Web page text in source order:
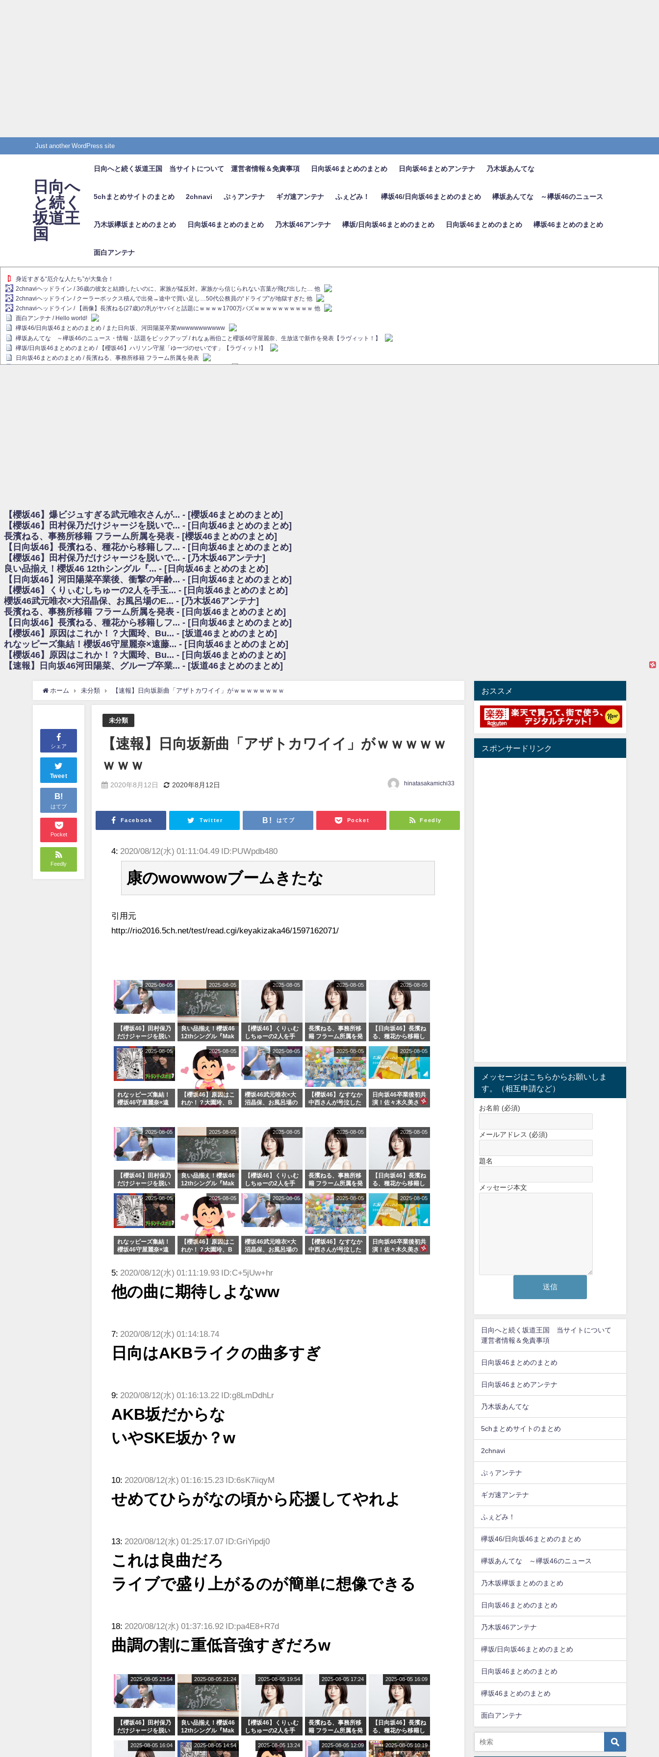
Just another WordPress site
日向へ
と続く
坂道王
国
日向へと続く坂道王国 当サイトについて 運営者情報＆免責事項 日向坂46まとめのまとめ 日向坂46まとめアンテナ 乃木坂あんてな
5chまとめサイトのまとめ 2chnavi ぷぅアンテナ ギガ速アンテナ ふぇどみ！ 欅坂46/日向坂46まとめのまとめ 欅坂あんてな ～欅坂46のニュース
乃木坂欅坂まとめのまとめ 日向坂46まとめのまとめ 乃木坂46アンテナ 欅坂/日向坂46まとめのまとめ 日向坂46まとめのまとめ 欅坂46まとめのまとめ
面白アンテナ
身近すぎる“厄介な人たち”が大集合！
2chnaviヘッドライン / 36歳の彼女と結婚したいのに、家族が猛反対。家族から信じられない言葉が飛び出した… 他
2chnaviヘッドライン / クーラーボックス積んで出発→途中で買い足し…50代公務員の“ドライブ”が地獄すぎた 他
2chnaviヘッドライン / 【画像】長濱ねる(27歳)の乳がヤバイと話題にｗｗｗｗ1700万バズｗｗｗｗｗｗｗｗｗｗ 他
面白アンテナ / Hello world!
欅坂46/日向坂46まとめのまとめ / また日向坂、河田陽菜卒業wwwwwwwwwww
欅坂あんてな ～欅坂46のニュース・情報・話題をピックアップ / れなぁ画伯こと櫻坂46守屋麗奈、生放送で新作を発表【ラヴィット！】
欅坂/日向坂46まとめのまとめ / 【櫻坂46】ハリソン守屋「ゆーづのせいです」【ラヴィット!】
日向坂46まとめのまとめ / 長濱ねる、事務所移籍 フラーム所属を発表
乃木坂欅坂まとめのまとめ / 【日向坂46】この月、何かあるのか！？『お願いバッハ！』ミーグリ日程がこちら
欅坂/日向坂46まとめのまとめ / 【櫻坂46】ミーグリで喧嘩！？山下瞳月、これはマジギレしてる
乃木坂46アンテナ / 【櫻坂46】ハリソン守屋「ゆーづのせいです」【ラヴィット!】
乃木坂あんてな ～乃木坂46・欅坂46・日向坂46のニュース・情報・話題をピックアップ / 良い品揃え！櫻坂46 12thシングル『Make or Break』オフィシャルグッズ絶賛販売受付中
日向坂46まとめのまとめ / 【日向坂46】この月、何かあるのか！？『お願いバッハ！』ミーグリ日程がこちら
日向坂46まとめのまとめ / 【元日向坂46】この卒業生、めちゃくちゃテレビで見かけるな
欅坂/日向坂46まとめのまとめ / 【櫻坂46】リアルミーグリであの販売も！『Make or Break』オフィシャルグッズ解禁
乃木坂46アンテナ / 【櫻坂46】ミーグリで喧嘩！？山下瞳月、これはマジギレしてる
乃木坂あんてな ～乃木坂46・欅坂46・日向坂46のニュース・情報・話題をピックアップ / れなッピーズ集結！櫻坂46守屋麗奈×遠藤理子、8/6「ラヴィット！」水曜スタジオ出演決定
日向坂46まとめのまとめ / 【日向坂46】富田鈴花、次の事務所が決まってそう！？
日向坂46まとめのまとめ / 【日向坂46】富田鈴花、次の事務所が決まってそう！？
乃木坂46アンテナ / 【日向坂46】この月、何かあるのか！？『お願いバッハ！』ミーグリ日程がこちら
乃木坂あんてな ～乃木坂46・欅坂46・日向坂46のニュース・情報・話題をピックアップ / 日向坂46卒業後初共演！佐々木久美さん、師匠オードリー若林さんと再会した結果･･･【激レアさんを連れてきた。】
欅坂46/日向坂46まとめのまとめ / 『anan』の表紙の櫻坂46さん、多様性の時代だと話題に
欅坂46/日向坂46まとめのまとめ / 日向坂46より重大発表！！！！
日向坂46まとめのまとめ / 【朗報】増田三莉音さんの生足wwwwwwwwwwww
日向坂46まとめのまとめ / 【日向坂46】五期生着ぐるみ生写真も！ 富田鈴花考案グッズ＆生写真5種が公開される
アイドル – ぷぅアンテナ / 「乃木坂46ののぎおび⊿」北野日奈子が生配信！【2022.3.22 17:15〜 SHOWROOM】
アイドル – ぷぅアンテナ / 2022年3月22日（火）のメディア情報
アイドル – ぷぅアンテナ / 【乃木坂46】井上和の『なぎおはぎ』って こんぺいとう×いちごみるく×マヨラー星人 と同じと考えてよろしいですか？
アイドル – ぷぅアンテナ / 【乃木坂46】日村勇紀 gif職人が切り抜いた名シーン.gif
ふぇどみ！ / 【悲報】呪術廻戦、視聴率5.1%
ふぇどみ！ / 【画像】スポ－ツキャスターお姉さん・ハメまくりだったｗｗｗｗｗｗｗｗｗｗｗｗ
ふぇどみ！ / 【悲報】母「裕福な過程が高学歴になるとか大嘘。教育に金をかけまくったうちの息子が団地住みの貧乏に学歴で負けた」
Powered by livedoor 相互RSS
【櫻坂46】爆ビジュすぎる武元唯衣さんが... - [櫻坂46まとめのまとめ]
【櫻坂46】田村保乃だけジャージを脱いで... - [日向坂46まとめのまとめ]
長濱ねる、事務所移籍 フラーム所属を発表 - [櫻坂46まとめのまとめ]
【日向坂46】長濱ねる、種花から移籍しフ... - [日向坂46まとめのまとめ]
【櫻坂46】田村保乃だけジャージを脱いで... - [乃木坂46アンテナ]
良い品揃え！櫻坂46 12thシングル『... - [日向坂46まとめのまとめ]
【日向坂46】河田陽菜卒業後、衝撃の年齢... - [日向坂46まとめのまとめ]
【櫻坂46】くりぃむしちゅーの2人を手玉... - [日向坂46まとめのまとめ]
櫻坂46武元唯衣×大沼晶保、お風呂場のE... - [乃木坂46アンテナ]
長濱ねる、事務所移籍 フラーム所属を発表 - [日向坂46まとめのまとめ]
【日向坂46】長濱ねる、種花から移籍しフ... - [日向坂46まとめのまとめ]
【櫻坂46】原因はこれか！？大園玲、Bu... - [坂道46まとめのまとめ]
れなッピーズ集結！櫻坂46守屋麗奈×遠藤... - [日向坂46まとめのまとめ]
【櫻坂46】原因はこれか！？大園玲、Bu... - [日向坂46まとめのまとめ]
【速報】日向坂46河田陽菜、グループ卒業... - [坂道46まとめのまとめ]
ホーム 未分類 【速報】日向坂新曲「アザトカワイイ」がｗｗｗｗｗｗｗｗ
シェア
Tweet
B!
はてブ
Pocket
Feedly
未分類
【速報】日向坂新曲「アザトカワイイ」がｗｗｗｗｗ
ｗｗｗ
2020年8月12日 2020年8月12日 hinatasakamichi33
Facebook Twitter はてブ Pocket Feedly
4: 2020/08/12(水) 01:11:04.49 ID:PUWpdb480
康のwowwowブームきたな
引用元
http://rio2016.5ch.net/test/read.cgi/keyakizaka46/1597162071/
【櫻坂46】田村保乃
だけジャージを脱い
2025-08-05
良い品揃え！櫻坂46
12thシングル『Mak
シャルグッズ絶賛販
売受付中
2025-08-05
【櫻坂46】くりぃむ
しちゅーの2人を手
【くりぃむナンタ
ラ】
2025-08-05
長濱ねる、事務所移
籍 フラーム所属を発
2025-08-05
【日向坂46】長濱ね
る、種花から移籍し
れで事務所に所属し
ているのは... おひさ
まの反応がこちら
2025-08-05
れなッピーズ集結！
櫻坂46守屋麗奈×遠
ジオ出演決定
2025-08-05
【櫻坂46】原因はこ
れか！？大園玲、B
2025-08-05
櫻坂46武元唯衣×大
沼晶保、お風呂場の
2025-08-05
【櫻坂46】なすなか
中西さんが号泣した
2025-08-05
日向坂46卒業後初共
演！佐々木久美さ
結果･･･【激レアさ
んを連れてきた。】
2025-08-05
【櫻坂46】田村保乃
だけジャージを脱い
2025-08-05
良い品揃え！櫻坂46
12thシングル『Mak
シャルグッズ絶賛販
売受付中
2025-08-05
【櫻坂46】くりぃむ
しちゅーの2人を手
【くりぃむナンタ
ラ】
2025-08-05
長濱ねる、事務所移
籍 フラーム所属を発
2025-08-05
【日向坂46】長濱ね
る、種花から移籍し
れで事務所に所属し
ているのは... おひさ
まの反応がこちら
2025-08-05
れなッピーズ集結！
櫻坂46守屋麗奈×遠
ジオ出演決定
2025-08-05
【櫻坂46】原因はこ
れか！？大園玲、B
2025-08-05
櫻坂46武元唯衣×大
沼晶保、お風呂場の
タラ】
2025-08-05
【櫻坂46】なすなか
中西さんが号泣した
2025-08-05
日向坂46卒業後初共
演！佐々木久美さ
2025-08-05
5: 2020/08/12(水) 01:11:19.93 ID:C+5jUw+hr
他の曲に期待しよなww
7: 2020/08/12(水) 01:14:18.74
日向はAKBライクの曲多すぎ
9: 2020/08/12(水) 01:16:13.22 ID:g8LmDdhLr
AKB坂だからな
いやSKE坂か？w
10: 2020/08/12(水) 01:16:15.23 ID:6sK7iiqyM
せめてひらがなの頃から応援してやれよ
13: 2020/08/12(水) 01:25:17.07 ID:GriYipdj0
これは良曲だろ
ライブで盛り上がるのが簡単に想像できる
18: 2020/08/12(水) 01:37:16.92 ID:pa4E8+R7d
曲調の割に重低音強すぎだろw
【櫻坂46】田村保乃
だけジャージを脱い
2025-08-05 23:54
良い品揃え！櫻坂46
12thシングル『Mak
シャルグッズ絶賛販
売受付中
2025-08-05 21:24
【櫻坂46】くりぃむ
しちゅーの2人を手
【くりぃむナンタ
ラ】
2025-08-05 19:54
長濱ねる、事務所移
籍 フラーム所属を発
2025-08-05 17:24
【日向坂46】長濱ね
る、種花から移籍し
れで事務所に所属し
ているのは... おひさ
2025-08-05 16:09
2025-08-05 16:04 2025-08-05 14:54 2025-08-05 13:24 2025-08-05 12:09 2025-08-05 10:19
おススメ
スポンサードリンク
メッセージはこちらからお願いしま
す。（相互申請など）
お名前 (必須)
メールアドレス (必須)
題名
メッセージ本文
日向へと続く坂道王国 当サイトについて
運営者情報＆免責事項
日向坂46まとめのまとめ
日向坂46まとめアンテナ
乃木坂あんてな
5chまとめサイトのまとめ
2chnavi
ぷぅアンテナ
ギガ速アンテナ
ふぇどみ！
欅坂46/日向坂46まとめのまとめ
欅坂あんてな ～欅坂46のニュース
乃木坂欅坂まとめのまとめ
日向坂46まとめのまとめ
乃木坂46アンテナ
欅坂/日向坂46まとめのまとめ
日向坂46まとめのまとめ
欅坂46まとめのまとめ
面白アンテナ